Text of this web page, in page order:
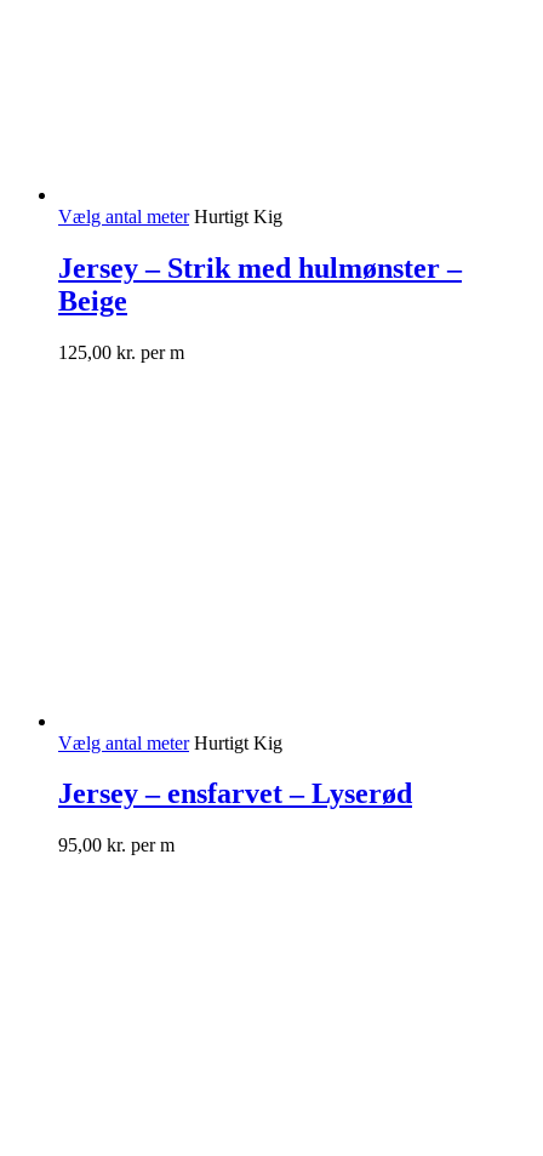
Vælg antal meter Hurtigt Kig
Jersey – Strik med hulmønster –
Beige
125,00 kr. per m
Vælg antal meter Hurtigt Kig
Jersey – ensfarvet – Lyserød
95,00 kr. per m